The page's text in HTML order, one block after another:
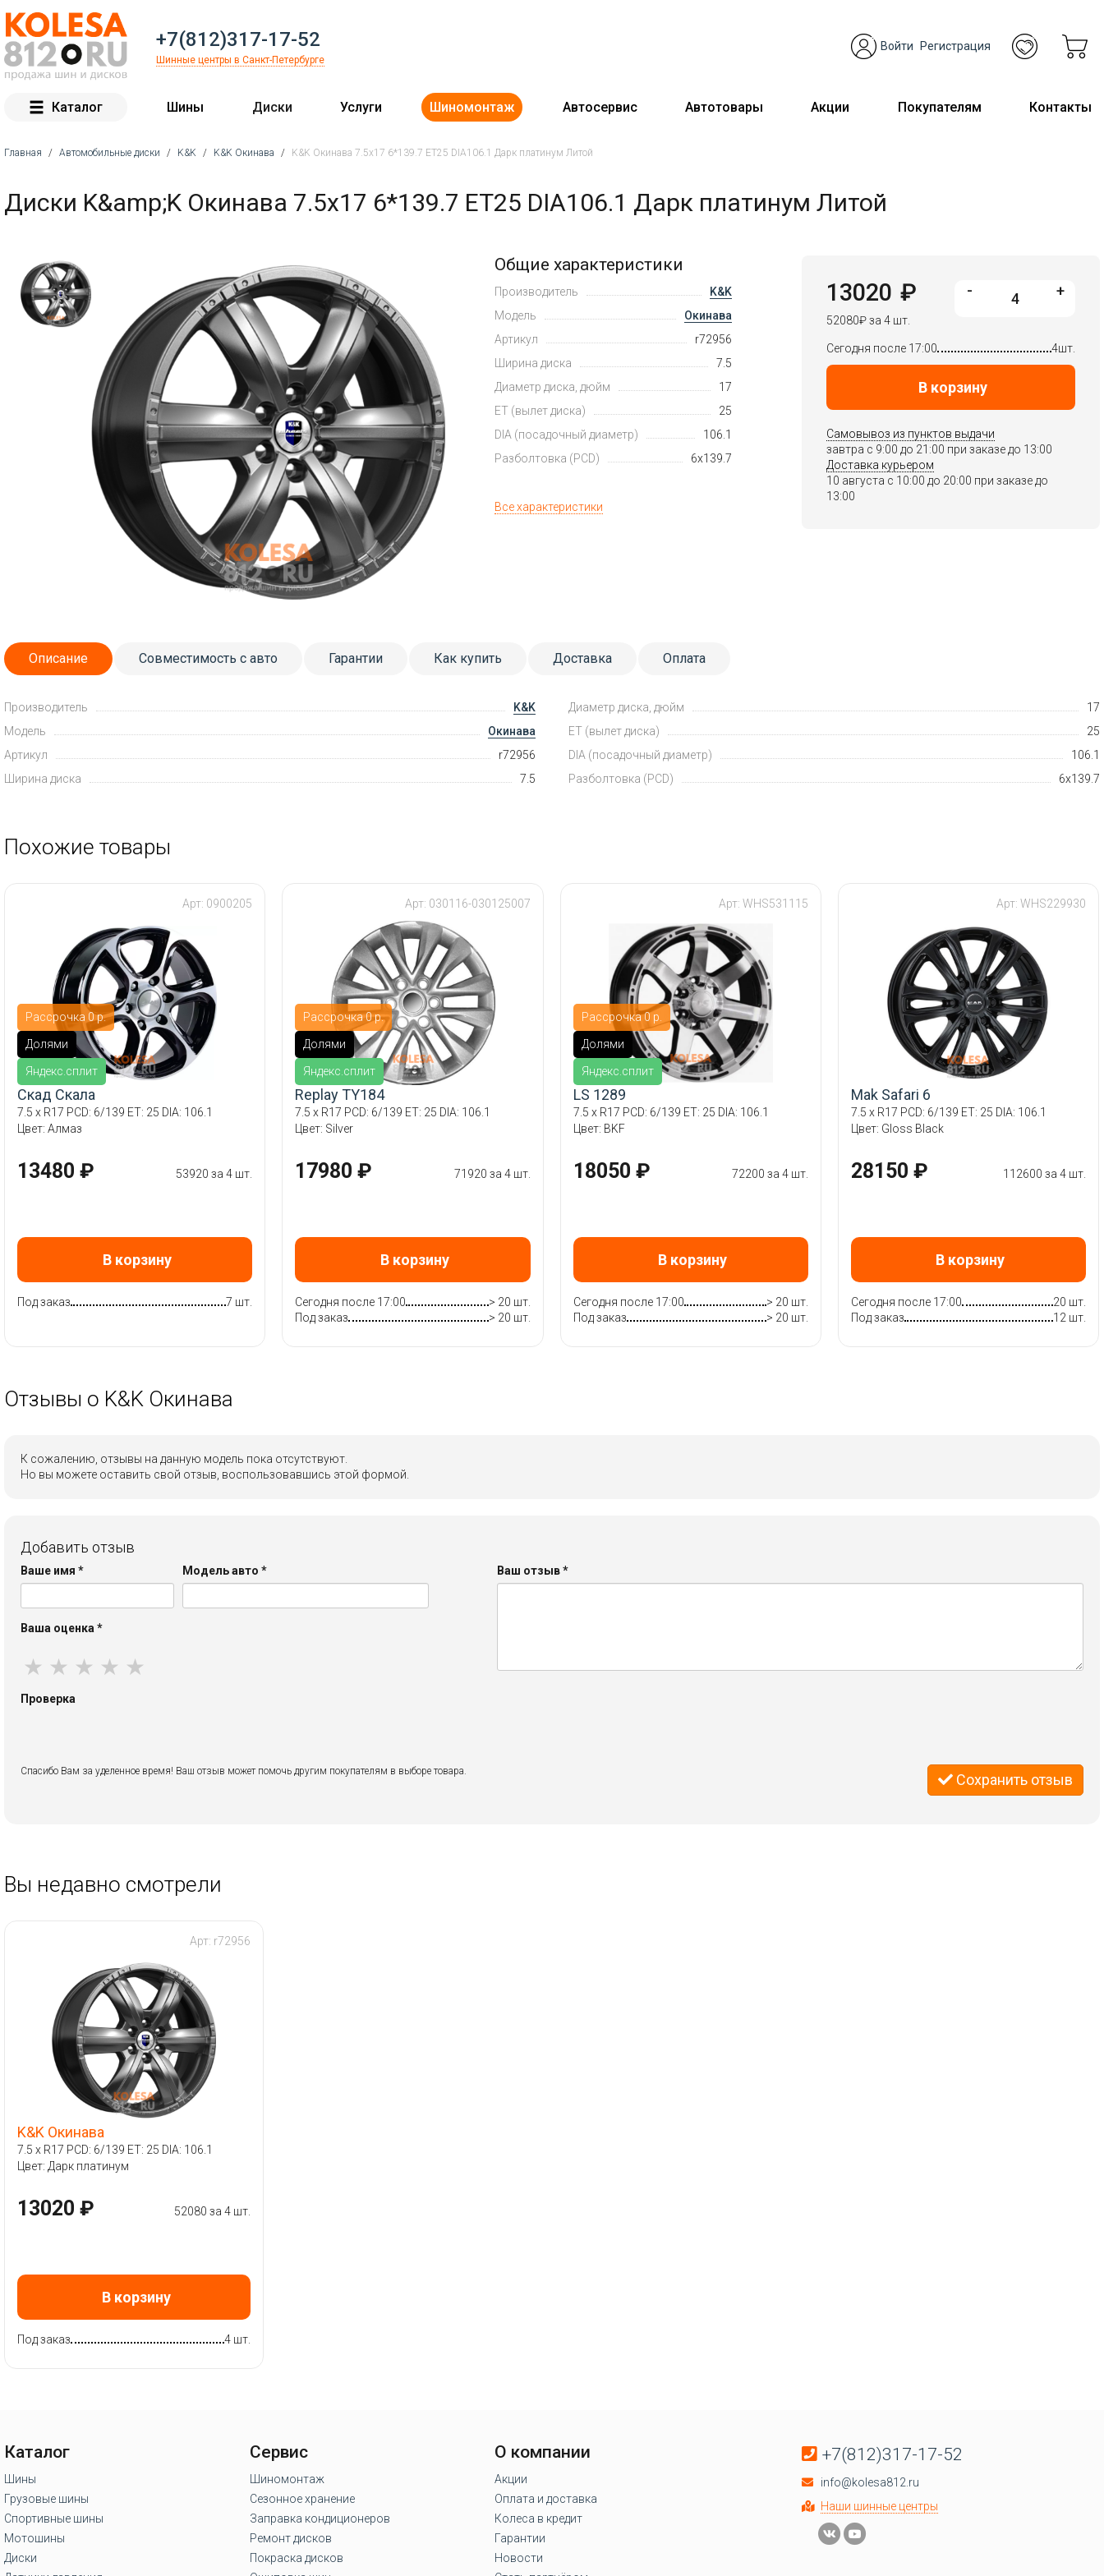
+7(812)317-17-52
Шинные центры в Санкт-Петербурге
Войти Регистрация
Каталог Шины Диски Услуги Шиномонтаж Автосервис Автотовары Акции Покупателям Контакты
Главная / Автомобильные диски / K&K / K&K Окинава / K&K Окинава 7.5x17 6*139.7 ET25 DIA106.1 Дарк платинум Литой
Диски K&amp;K Окинава 7.5x17 6*139.7 ET25 DIA106.1 Дарк платинум Литой
Общие характеристики
Производитель
K&K
Модель
Окинава
Артикул
r72956
Ширина диска
7.5
Диаметр диска, дюйм
17
ET (вылет диска)
25
DIA (посадочный диаметр)
106.1
Разболтовка (PCD)
6x139.7
Все характеристики
13020 ₽
52080₽за 4 шт.
- +
Сегодня после 17:00 4шт.
В корзину
Самовывоз из пунктов выдачи
завтра c 9:00 до 21:00 при заказе до 13:00
Доставка курьером
10 августа c 10:00 до 20:00 при заказе до
13:00
Описание Совместимость с авто Гарантии Как купить Доставка Оплата
Производитель
K&K
Модель
Окинава
Артикул
r72956
Ширина диска
7.5
Диаметр диска, дюйм
17
ET (вылет диска)
25
DIA (посадочный диаметр)
106.1
Разболтовка (PCD)
6x139.7
Похожие товары
Рассрочка 0 р.
Долями
Яндекс.сплит
Арт: 0900205
Скад Скала
7.5 x R17 PCD: 6/139 ET: 25 DIA: 106.1
Цвет: Алмаз
13480 ₽ 53920 за 4 шт.
В корзину
Под заказ 7 шт.
Рассрочка 0 р.
Долями
Яндекс.сплит
Арт: 030116-030125007
Replay TY184
7.5 x R17 PCD: 6/139 ET: 25 DIA: 106.1
Цвет: Silver
17980 ₽ 71920 за 4 шт.
В корзину
Сегодня после 17:00
> 20 шт.
Под заказ
> 20 шт.
Рассрочка 0 р.
Долями
Яндекс.сплит
Арт: WHS531115
LS 1289
7.5 x R17 PCD: 6/139 ET: 25 DIA: 106.1
Цвет: BKF
18050 ₽ 72200 за 4 шт.
В корзину
Сегодня после 17:00
> 20 шт.
Под заказ
> 20 шт.
Арт: WHS229930
Mak Safari 6
7.5 x R17 PCD: 6/139 ET: 25 DIA: 106.1
Цвет: Gloss Black
28150 ₽ 112600 за 4 шт.
В корзину
Сегодня после 17:00
20 шт.
Под заказ
12 шт.
Отзывы о K&K Окинава
К сожалению, отзывы на данную модель пока отсутствуют.
Но вы можете оставить свой отзыв, воспользовавшись этой формой.
Добавить отзыв
Ваше имя * Модель авто*
Ваша оценка *
★ ★ ★ ★ ★
Ваш отзыв*
Проверка
Спасибо Вам за уделенное время! Ваш отзыв может помочь другим покупателям в выборе товара. Сохранить отзыв
Вы недавно смотрели
Арт: r72956
K&K Окинава
7.5 x R17 PCD: 6/139 ET: 25 DIA: 106.1
Цвет: Дарк платинум
13020 ₽ 52080 за 4 шт.
В корзину
Под заказ 4 шт.
Каталог
Шины
Грузовые шины
Спортивные шины
Мотошины
Диски
Сервис
Шиномонтаж
Сезонное хранение
Заправка кондиционеров
Ремонт дисков
Покраска дисков
О компании
Акции
Оплата и доставка
Колеса в кредит
Гарантии
Новости
+7(812)317-17-52
info@kolesa812.ru
Наши шинные центры